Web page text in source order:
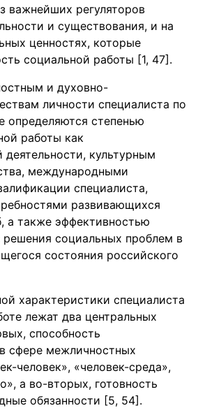
важнейших регуляторов
и существования, и на
ценностях, которые
социальной работы [1, 47].
и духовно-
личности специалиста по
определяются степенью
работы как
деятельности, культурным
международными
специалиста,
развивающихся
а также эффективностью
решения социальных проблем в
состояния российского
характеристики специалиста
лежат два центральных
способность
сфере межличностных
человек», «человек-среда»,
а во-вторых, готовность
обязанности [5, 54].